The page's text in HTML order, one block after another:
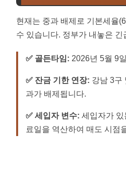
현재는 중과 배제로 기본세율
수 있습니다. 정부가 내놓은
✅ 골든타임: 2026년 5월 9
✅ 잔금 기한 연장: 강남 3구
과가 배제됩니다.
✅ 세입자 변수: 세입자가 있
료일을 역산하여 매도 시점